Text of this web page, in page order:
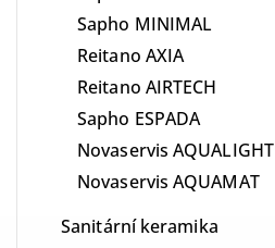
Sapho MINIMAL
Reitano AXIA
Reitano AIRTECH
Sapho ESPADA
Novaservis AQUALIGHT
Novaservis AQUAMAT
Sanitární keramika